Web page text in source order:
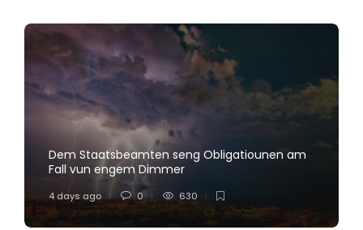
Dem Staatsbeamten seng Obligatiounen am
Fall vun engem Dimmer
4 days ago 0 630